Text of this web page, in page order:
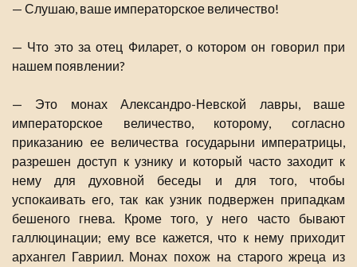
— Слушаю, ваше императорское величество!
— Что это за отец Филарет, о котором он говорил при
нашем появлении?
— Это монах Александро-Невской лавры, ваше
императорское величество, которому, согласно
приказанию ее величества государыни императрицы,
разрешен доступ к узнику и который часто заходит к
нему для духовной беседы и для того, чтобы
успокаивать его, так как узник подвержен припадкам
бешеного гнева. Кроме того, у него часто бывают
галлюцинации; ему все кажется, что к нему приходит
архангел Гавриил. Монах похож на старого жреца из